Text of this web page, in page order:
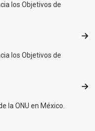
los Objetivos de
los Objetivos de
la ONU en México.